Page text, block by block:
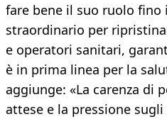
fare bene il suo ruolo fino
straordinario per
e operatori sanitari,
è in prima linea per la
aggiunge: «La carenza di
attese e la pressione